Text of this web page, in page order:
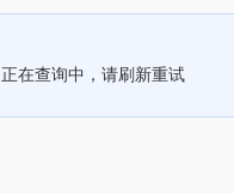
正在查询中，请刷新重试